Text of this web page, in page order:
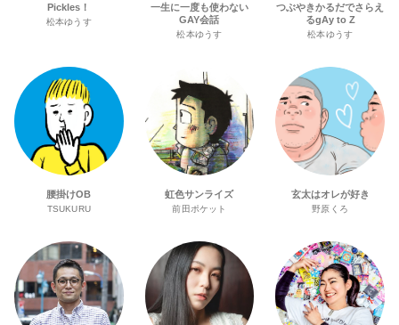
Pickles！
松本ゆうす
一生に一度も使わない
GAY会話
松本ゆうす
つぶやきかるだでさらえ
るgAy to Z
松本ゆうす
腰掛けOB
TSUKURU
虹色サンライズ
前田ポケット
玄太はオレが好き
野原くろ